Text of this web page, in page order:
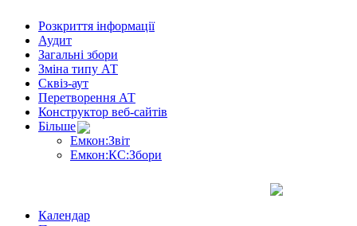
Розкриття інформації
Аудит
Загальні збори
Зміна типу АТ
Сквіз-аут
Перетворення АТ
Конструктор веб-сайтів
Більше
Емкон:Звіт
Емкон:КС:Збори
Календар